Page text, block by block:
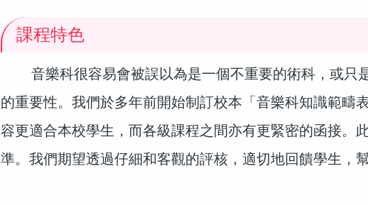
課程特色
音樂科很容易會被誤以為是一個不重要的術科，或只
的重要性。我們於多年前開始制訂校本「音樂科知識範疇
容更適合本校學生，而各級課程之間亦有更緊密的函接。
準。我們期望透過仔細和客觀的評核，適切地回饋學生，